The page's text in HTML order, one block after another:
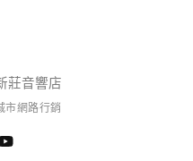
莊音響店
市網路行銷